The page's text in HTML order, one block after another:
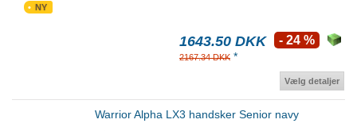
NY
1643.50 DKK
2167.34 DKK *
- 24 %
Vælg detaljer
Warrior Alpha LX3 handsker Senior navy